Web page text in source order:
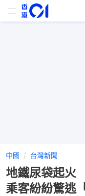
中國 台灣新聞
地鐵尿袋起
乘客紛紛驚逃